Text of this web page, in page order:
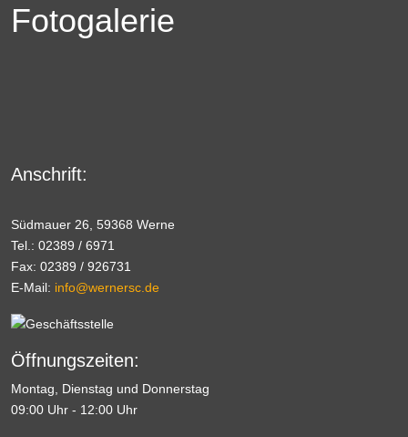
Fotogalerie
Anschrift:
Südmauer 26, 59368 Werne
Tel.: 02389 / 6971
Fax: 02389 / 926731
E-Mail: info@wernersc.de
Öffnungszeiten:
Montag, Dienstag und Donnerstag
09:00 Uhr - 12:00 Uhr